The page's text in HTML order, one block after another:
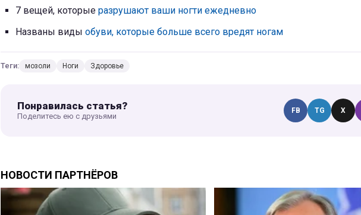
7 вещей, которые разрушают ваши ногти ежедневно
Названы виды обуви, которые больше всего вредят ногам
Теги: мозоли Ноги Здоровье
Понравилась статья?
Поделитесь ею с друзьями
FB TG X